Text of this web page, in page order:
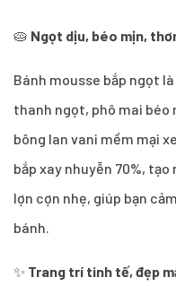
🥧 Ngọt dịu, béo mịn,
Bánh mousse bắp ngọt
thanh ngọt, phô mai béo
bông lan vani mềm mại
bắp xay nhuyễn 70%,
lợn cợn nhẹ, giúp bạn
bánh.
✨ Trang trí tinh tế, đẹp